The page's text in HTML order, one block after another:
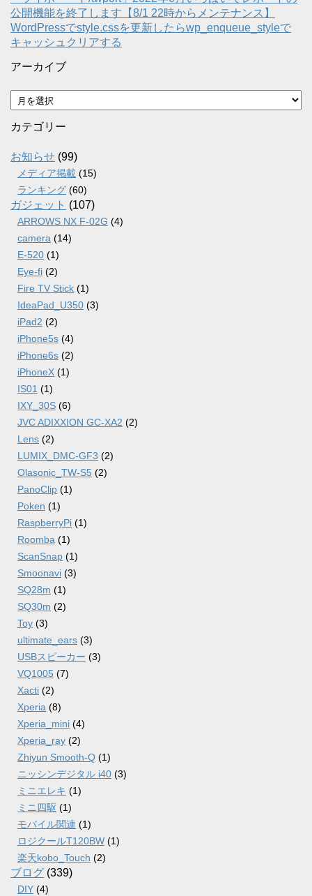
公開機能を終了します【8/1 22時からメンテナンス】
WordPressでstyle.cssを更新したらwp_enqueue_styleで
キャッシュクリアする
アーカイブ
ア
ー
カ
ブ
カテゴリー
お知らせ (99)
メディア掲載 (15)
ランキング (60)
ガジェット (107)
ARROWS NX F-02G (4)
camera (14)
E-520 (1)
Eye-fi (2)
Fire TV Stick (1)
IdeaPad_U350 (3)
iPad2 (2)
iPhone5s (4)
iPhone6s (2)
iPhoneX (1)
IS01 (1)
IXY_30S (6)
JVC ADIXXION GC-XA2 (2)
Lens (2)
LUMIX_DMC-GF3 (2)
Olasonic_TW-S5 (2)
PanoClip (1)
Poken (1)
RaspberryPi (1)
Roomba (1)
ScanSnap (1)
Smoonavi (3)
SQ28m (1)
SQ30m (2)
Toy (3)
ultimate_ears (3)
USBスピーカー (3)
VQ1005 (7)
Xacti (2)
Xperia (8)
Xperia_mini (4)
Xperia_ray (2)
Zhiyun Smooth-Q (1)
ニッシンデジタル i40 (3)
ミニエレキ (1)
ミニ四駆 (1)
モバイル関連 (1)
ロジクールT120BW (1)
楽天kobo_Touch (2)
ブログ (339)
DIY (4)